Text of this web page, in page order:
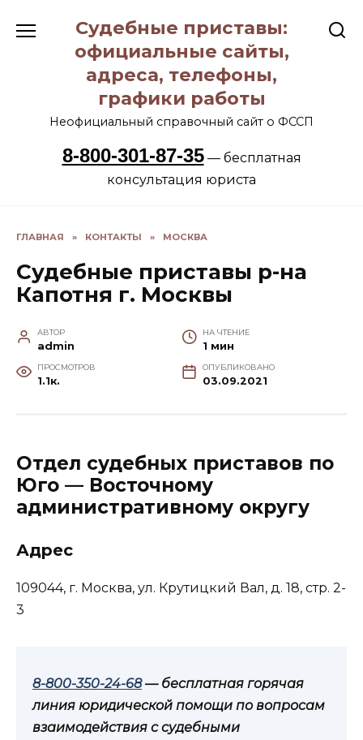
содержанию
Судебные приставы:
официальные сайты,
адреса, телефоны,
графики работы
Неофициальный справочный сайт о ФССП
8-800-301-87-35— бесплатная
консультация юриста
ГЛАВНАЯ » КОНТАКТЫ » МОСКВА
Судебные приставы р-на
Капотня г. Москвы
АВТОР
admin
НА ЧТЕНИЕ
1 мин
ПРОСМОТРОВ
1.1к.
ОПУБЛИКОВАНО
03.09.2021
Отдел судебных приставов по
Юго — Восточному
административному округу
Адрес
109044, г. Москва, ул. Крутицкий Вал, д. 18, стр. 2-
3
8-800-350-24-68— бесплатная горячая
линия юридической помощи по вопросам
взаимодействия с судебными